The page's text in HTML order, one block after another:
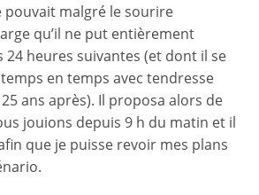
pouvait malgré le sourire
qu’il ne put entièrement
heures suivantes (et dont il se
en temps avec tendresse
ans après). Il proposa alors de
jouions depuis 9 h du matin et il
que je puisse revoir mes plans